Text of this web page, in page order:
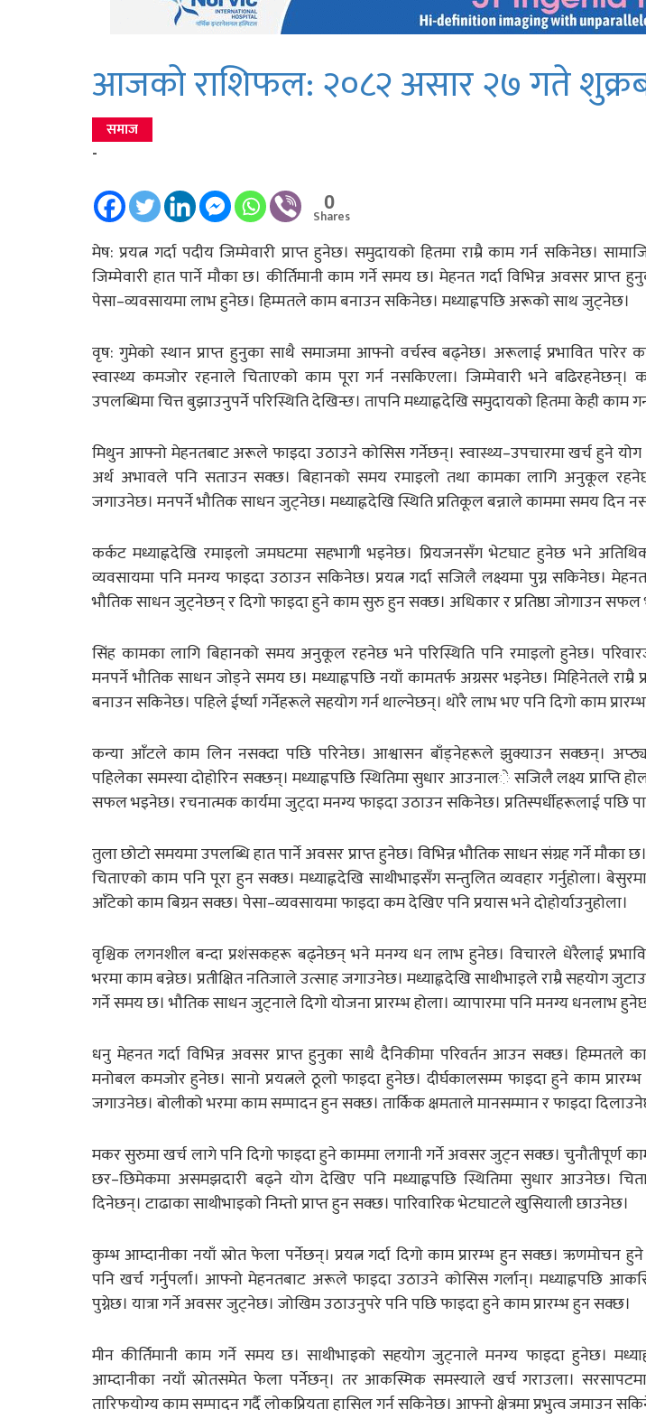
आजको राशिफल: २०८२ असार २७ गते
समाज
-
0
Shares
मेष: प्रयत्न गर्दा पदीय जिम्मेवारी प्राप्त हुनेछ। समुदायको हितमा राम्रै काम गर्न सकिनेछ।
जिम्मेवारी हात पार्ने मौका छ। कीर्तिमानी काम गर्ने समय छ। मेहनत गर्दा विभिन्न अवसर
पेसा–व्यवसायमा लाभ हुनेछ। हिम्मतले काम बनाउन सकिनेछ। मध्याह्नपछि अरूको साथ जुट्नेछ।
वृष: गुमेको स्थान प्राप्त हुनुका साथै समाजमा आफ्नो वर्चस्व बढ्नेछ। अरूलाई प्रभावित
स्वास्थ्य कमजोर रहनाले चिताएको काम पूरा गर्न नसकिएला। जिम्मेवारी भने
उपलब्धिमा चित्त बुझाउनुपर्ने परिस्थिति देखिन्छ। तापनि मध्याह्नदेखि समुदायको हितमा केही काम
मिथुन आफ्नो मेहनतबाट अरूले फाइदा उठाउने कोसिस गर्नेछन्। स्वास्थ्य–उपचारमा खर्च हुने योग
अर्थ अभावले पनि सताउन सक्छ। बिहानको समय रमाइलो तथा कामका लागि अनुकूल
जगाउनेछ। मनपर्ने भौतिक साधन जुट्नेछ। मध्याह्नदेखि स्थिति प्रतिकूल बन्नाले काममा समय दिन
कर्कट मध्याह्नदेखि रमाइलो जमघटमा सहभागी भइनेछ। प्रियजनसँग भेटघाट हुनेछ भने
व्यवसायमा पनि मनग्य फाइदा उठाउन सकिनेछ। प्रयत्न गर्दा सजिलै लक्ष्यमा पुग्न सकिनेछ।
भौतिक साधन जुट्नेछन् र दिगो फाइदा हुने काम सुरु हुन सक्छ। अधिकार र प्रतिष्ठा जोगाउन
सिंह कामका लागि बिहानको समय अनुकूल रहनेछ भने परिस्थिति पनि रमाइलो हुनेछ।
मनपर्ने भौतिक साधन जोड्ने समय छ। मध्याह्नपछि नयाँ कामतर्फ अग्रसर भइनेछ। मिहिनेतले राम्रै
बनाउन सकिनेछ। पहिले ईर्ष्या गर्नेहरूले सहयोग गर्न थाल्नेछन्। थोरै लाभ भए पनि दिगो काम
कन्या आँटले काम लिन नसक्दा पछि परिनेछ। आश्वासन बाँड्नेहरूले झुक्याउन सक्छन्। अप्ठ्यारा
पहिलेका समस्या दोहोरिन सक्छन्। मध्याह्नपछि स्थितिमा सुधार आउनाले सजिलै लक्ष्य प्राप्ति
सफल भइनेछ। रचनात्मक कार्यमा जुट्दा मनग्य फाइदा उठाउन सकिनेछ। प्रतिस्पर्धीहरूलाई पछि
तुला छोटो समयमा उपलब्धि हात पार्ने अवसर प्राप्त हुनेछ। विभिन्न भौतिक साधन संग्रह गर्ने मौका छ।
चिताएको काम पनि पूरा हुन सक्छ। मध्याह्नदेखि साथीभाइसँग सन्तुलित व्यवहार गर्नुहोला।
आँटेकाे काम बिग्रन सक्छ। पेसा–व्यवसायमा फाइदा कम देखिए पनि प्रयास भने दोहोर्याउनुहोला।
वृश्चिक लगनशील बन्दा प्रशंसकहरू बढ्नेछन् भने मनग्य धन लाभ हुनेछ। विचारले धेरैलाई प्रभावित
भरमा काम बन्नेछ। प्रतीक्षित नतिजाले उत्साह जगाउनेछ। मध्याह्नदेखि साथीभाइले राम्रै सहयोग
गर्ने समय छ। भौतिक साधन जुट्नाले दिगो योजना प्रारम्भ होला। व्यापारमा पनि मनग्य धनलाभ
धनु मेहनत गर्दा विभिन्न अवसर प्राप्त हुनुका साथै दैनिकीमा परिवर्तन आउन सक्छ। हिम्मतले
मनोबल कमजोर हुनेछ। सानो प्रयत्नले ठूलो फाइदा हुनेछ। दीर्घकालसम्म फाइदा हुने काम
जगाउनेछ। बोलीको भरमा काम सम्पादन हुन सक्छ। तार्किक क्षमताले मानसम्मान र फाइदा
मकर सुरुमा खर्च लागे पनि दिगो फाइदा हुने काममा लगानी गर्ने अवसर जुट्न सक्छ। चुनौतीपूर्ण
छर–छिमेकमा असमझदारी बढ्ने योग देखिए पनि मध्याह्नपछि स्थितिमा सुधार आउनेछ।
दिनेछन्। टाढाका साथीभाइको निम्तो प्राप्त हुन सक्छ। पारिवारिक भेटघाटले खुसियाली छाउनेछ।
कुम्भ आम्दानीका नयाँ स्रोत फेला पर्नेछन्। प्रयत्न गर्दा दिगो काम प्रारम्भ हुन सक्छ। ऋणमोचन
पनि खर्च गर्नुपर्ला। आफ्नो मेहनतबाट अरूले फाइदा उठाउने कोसिस गर्लान्। मध्याह्नपछि
पुग्नेछ। यात्रा गर्ने अवसर जुट्नेछ। जोखिम उठाउनुपरे पनि पछि फाइदा हुने काम प्रारम्भ हुन सक्छ।
मीन कीर्तिमानी काम गर्ने समय छ। साथीभाइको सहयोग जुट्नाले मनग्य फाइदा हुनेछ।
आम्दानीका नयाँ स्रोतसमेत फेला पर्नेछन्। तर आकस्मिक समस्याले खर्च गराउला।
तारिफयोग्य काम सम्पादन गर्दै लोकप्रियता हासिल गर्न सकिनेछ। आफ्नो क्षेत्रमा प्रभुत्व जमाउन